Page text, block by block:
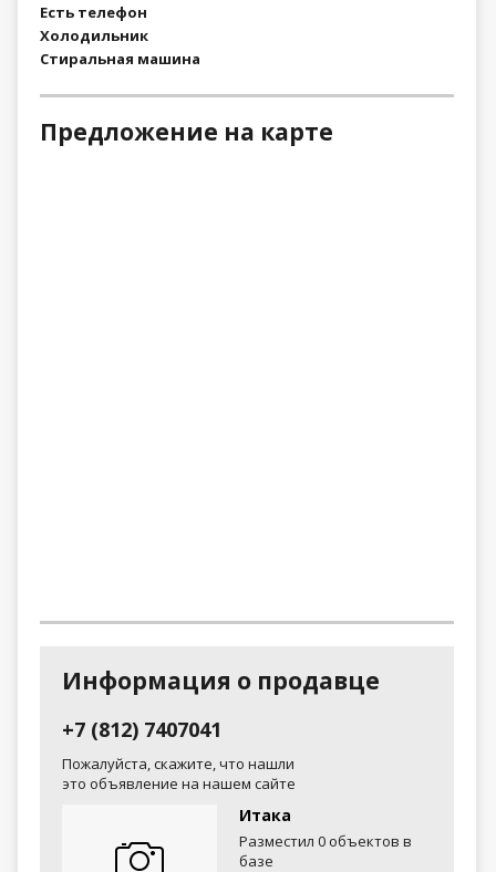
Есть телефон
Холодильник
Стиральная машина
Предложение на карте
Информация о продавце
+7 (812) 7407041
Пожалуйста, скажите, что нашли
это объявление на нашем сайте
Итака
Разместил 0 объектов в
базе